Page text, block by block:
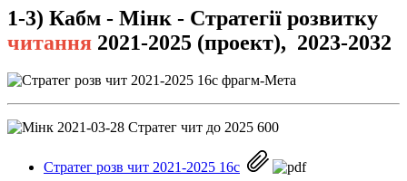
1-3) Кабм - Мінк - Cтратегії розвитку
читання 2021-2025 (проект), 2023-2032
Стратег розв чит 2021-2025 16с